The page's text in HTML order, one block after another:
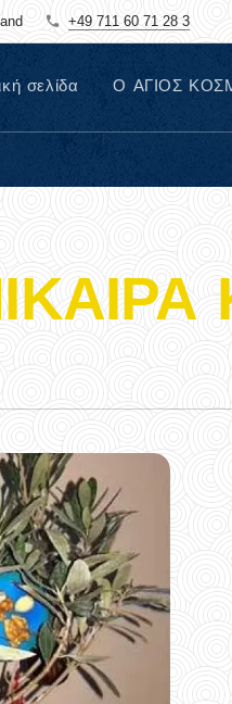
+49 711 60 71 28 3
σελίδα Ο ΑΓΙΟΣ